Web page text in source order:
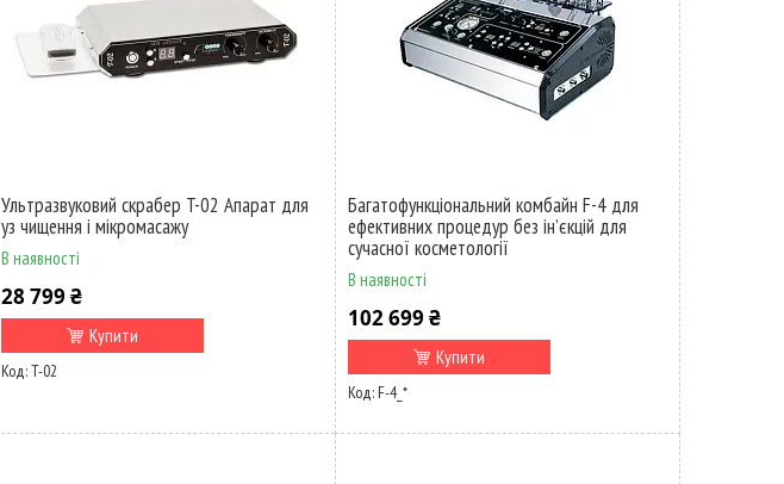
Ультразвуковий скрабер T-02 Апарат для
уз чищення і мікромасажу
В наявності
28 799 ₴
Купити
T-02
Багатофункціональний комбайн F-4 для
ефективних процедур без ін’єкцій для
сучасної косметології
В наявності
102 699 ₴
Купити
F-4_*